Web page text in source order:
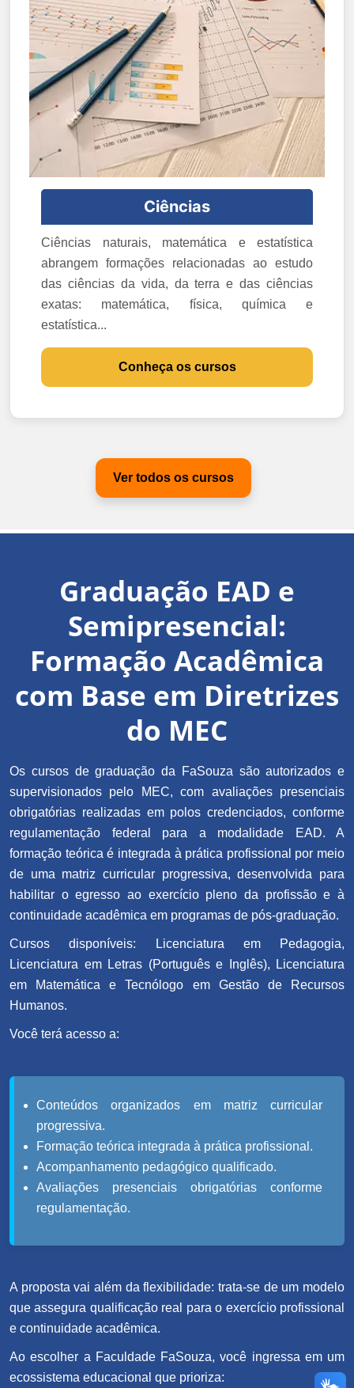
Ciências
Ciências naturais, matemática e estatística
abrangem formações relacionadas ao estudo
das ciências da vida, da terra e das ciências
exatas: matemática, física, química e
estatística...
Conheça os cursos
Ver todos os cursos
Graduação EAD e
Semipresencial:
Formação Acadêmica
com Base em Diretrizes
do MEC
Os cursos de graduação da FaSouza são autorizados e
supervisionados pelo MEC, com avaliações presenciais
obrigatórias realizadas em polos credenciados, conforme
regulamentação federal para a modalidade EAD. A
formação teórica é integrada à prática profissional por meio
de uma matriz curricular progressiva, desenvolvida para
habilitar o egresso ao exercício pleno da profissão e à
continuidade acadêmica em programas de pós-graduação.
Cursos disponíveis: Licenciatura em Pedagogia,
Licenciatura em Letras (Português e Inglês), Licenciatura
em Matemática e Tecnólogo em Gestão de Recursos
Humanos.
Você terá acesso a:
Conteúdos organizados em matriz curricular
progressiva.
Formação teórica integrada à prática profissional.
Acompanhamento pedagógico qualificado.
Avaliações presenciais obrigatórias conforme
regulamentação.
A proposta vai além da flexibilidade: trata-se de um modelo
que assegura qualificação real para o exercício profissional
e continuidade acadêmica.
Ao escolher a Faculdade FaSouza, você ingressa em um
ecossistema educacional que prioriza: